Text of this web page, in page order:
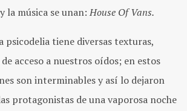
la música se unan:House Of Vans.
psicodelia tiene diversas texturas,
acceso a nuestros oídos; en estos
son interminables y así lo dejaron
protagonistas de una vaporosa noche